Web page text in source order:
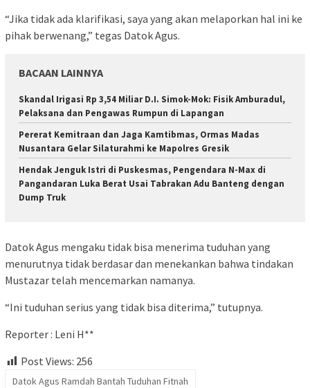
“Jika tidak ada klarifikasi, saya yang akan melaporkan hal ini ke
pihak berwenang,” tegas Datok Agus.
BACAAN LAINNYA
Skandal Irigasi Rp 3,54 Miliar D.I. Simok-Mok: Fisik Amburadul,
Pelaksana dan Pengawas Rumpun di Lapangan
Pererat Kemitraan dan Jaga Kamtibmas, Ormas Madas
Nusantara Gelar Silaturahmi ke Mapolres Gresik
Hendak Jenguk Istri di Puskesmas, Pengendara N-Max di
Pangandaran Luka Berat Usai Tabrakan Adu Banteng dengan
Dump Truk
Datok Agus mengaku tidak bisa menerima tuduhan yang
menurutnya tidak berdasar dan menekankan bahwa tindakan
Mustazar telah mencemarkan namanya.
“Ini tuduhan serius yang tidak bisa diterima,” tutupnya.
Reporter : Leni H**
Post Views: 256
Datok Agus Ramdah Bantah Tuduhan Fitnah